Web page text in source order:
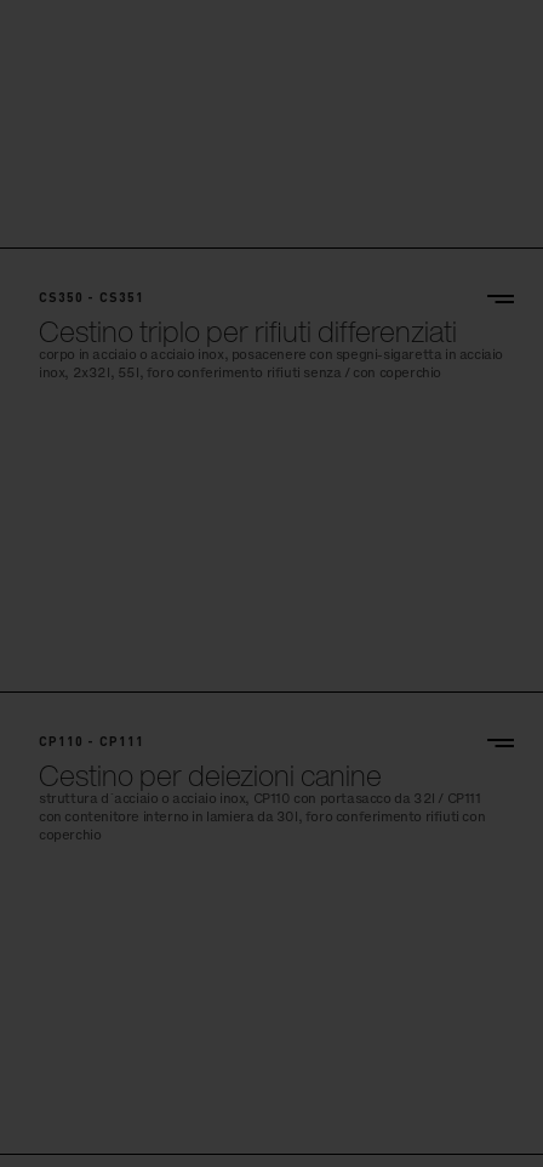
CS350 - CS351
Cestino triplo per rifiuti differenziati
corpo in acciaio o acciaio inox, posacenere con spegni-sigaretta in acciaio
inox, 2x32l, 55l, foro conferimento rifiuti senza / con coperchio
CP110 - CP111
Cestino per deiezioni canine
struttura d´acciaio o acciaio inox, CP110 con portasacco da 32l / CP111
con contenitore interno in lamiera da 30l, foro conferimento rifiuti con
coperchio